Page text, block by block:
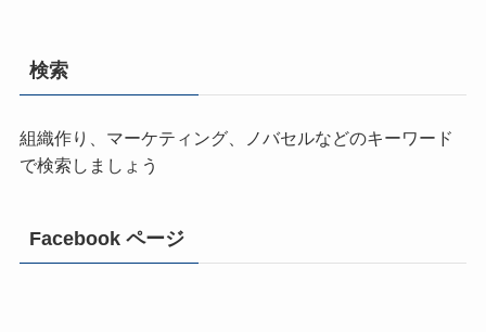
検索
組織作り、マーケティング、ノバセルなどのキーワード
で検索しましょう
Facebook ページ